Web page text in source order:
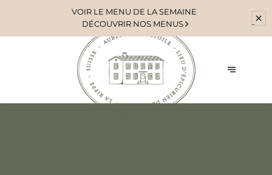
VOIR LE MENU DE LA SEMAINE
DÉCOUVRIR NOS MENUS